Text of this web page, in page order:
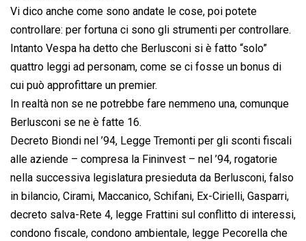
Vi dico anche come sono andate le cose, poi potete
controllare: per fortuna ci sono gli strumenti per controllare.
Intanto Vespa ha detto che Berlusconi si è fatto “solo”
quattro leggi ad personam, come se ci fosse un bonus di
cui può approfittare un premier.
In realtà non se ne potrebbe fare nemmeno una, comunque
Berlusconi se ne è fatte 16.
Decreto Biondi nel ’94, Legge Tremonti per gli sconti fiscali
alle aziende – compresa la Fininvest – nel ’94, rogatorie
nella successiva legislatura presieduta da Berlusconi, falso
in bilancio, Cirami, Maccanico, Schifani, Ex-Cirielli, Gasparri,
decreto salva-Rete 4, legge Frattini sul conflitto di interessi,
condono fiscale, condono ambientale, legge Pecorella che